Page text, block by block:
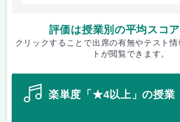
評価は授業別の平均スコア
クリックすることで出席の有無やテスト
トが閲覧できます。
楽単度「★4以上」の授業